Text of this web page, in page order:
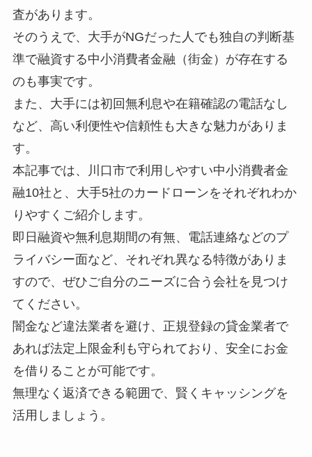
査があります。
そのうえで、大手がNGだった人でも独自の判断基
準で融資する中小消費者金融（街金）が存在する
のも事実です。
また、大手には初回無利息や在籍確認の電話なし
など、高い利便性や信頼性も大きな魅力がありま
す。
本記事では、川口市で利用しやすい中小消費者金
融10社と、大手5社のカードローンをそれぞれわか
りやすくご紹介します。
即日融資や無利息期間の有無、電話連絡などのプ
ライバシー面など、それぞれ異なる特徴がありま
すので、ぜひご自分のニーズに合う会社を見つけ
てください。
闇金など違法業者を避け、正規登録の貸金業者で
あれば法定上限金利も守られており、安全にお金
を借りることが可能です。
無理なく返済できる範囲で、賢くキャッシングを
活用しましょう。